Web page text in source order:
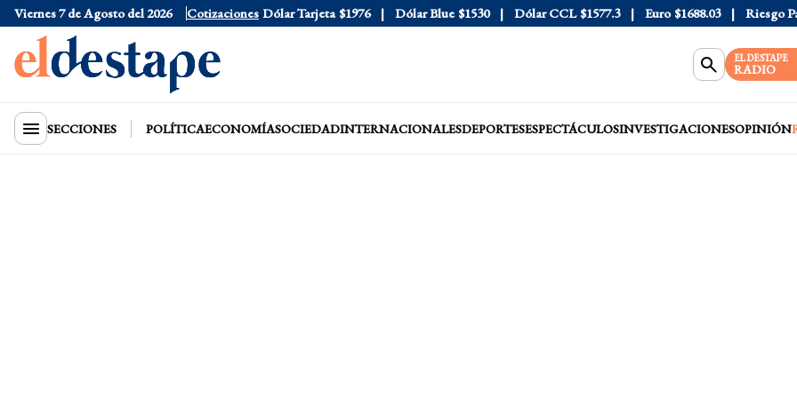
Viernes 7 de Agosto del 2026 Cotizaciones
Dólar Oficial $1520 Dólar Tarjeta $1976 Dólar Blue $1530 Dólar CCL $1577.3 Euro $1688.03 Riesgo País
EL DESTAPE
RADIO
SECCIONES POLÍTICAECONOMÍASOCIEDADINTERNACIONALESDEPORTESESPECTÁCULOSINVESTIGACIONESOPINIÓN